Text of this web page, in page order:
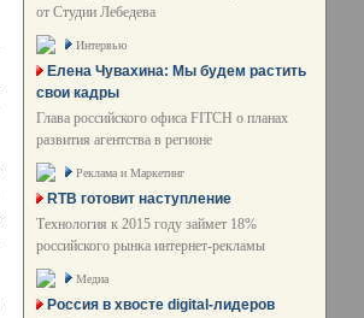
от Студии Лебедева
Интервью
Елена Чувахина: Мы будем растить
свои кадры
Глава российского офиса FITCH о планах
развития агентства в регионе
Реклама и Маркетинг
RTB готовит наступление
Технология к 2015 году займет 18%
российского рынка интернет-рекламы
Медиа
Россия в хвосте digital-лидеров